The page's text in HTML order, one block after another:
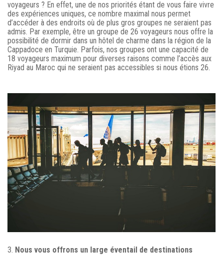
voyageurs ? En effet, une de nos priorités étant de vous faire vivre
des expériences uniques, ce nombre maximal nous permet
d’accéder à des endroits où de plus gros groupes ne seraient pas
admis. Par exemple, être un groupe de 26 voyageurs nous offre la
possibilité de dormir dans un hôtel de charme dans la région de la
Cappadoce en Turquie. Parfois, nos groupes ont une capacité de
18 voyageurs maximum pour diverses raisons comme l’accès aux
Riyad au Maroc qui ne seraient pas accessibles si nous étions 26.
3. Nous vous offrons un large éventail de destinations